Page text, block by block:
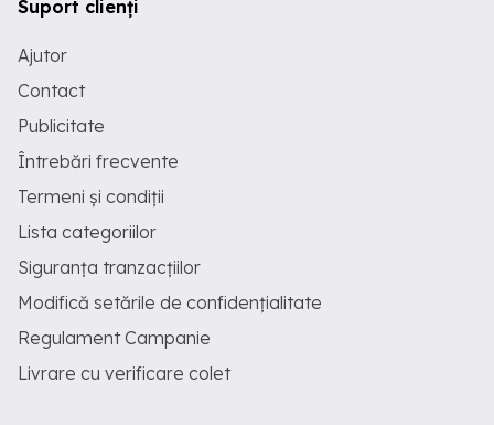
Suport clienți
Ajutor
Contact
Publicitate
Întrebări frecvente
Termeni și condiții
Lista categoriilor
Siguranța tranzacțiilor
Modifică setările de confidențialitate
Regulament Campanie
Livrare cu verificare colet